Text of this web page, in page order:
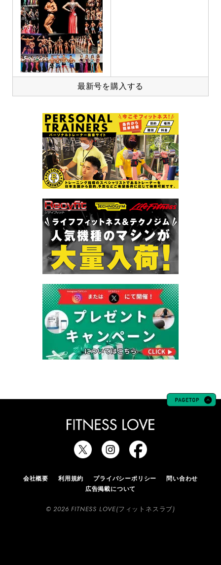
最新号を購入する
会社概要 利用規約 プライバシーポリシー
問い合わせ
広告掲載について
© 2026 FITNESS LOVE(フィットネスラブ)